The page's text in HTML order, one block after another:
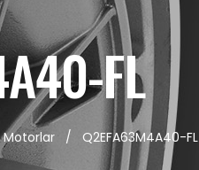
FL
Motorlar / Q2EFA63M4A40-FL